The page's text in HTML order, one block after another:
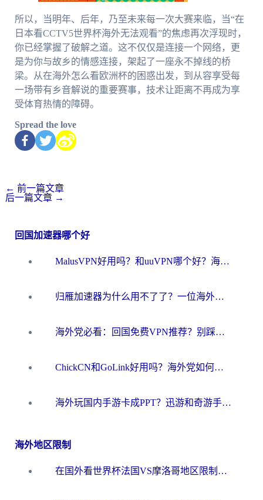
所以，当明年、后年，乃至未来每一次大赛来临，当“在
日本看CCTV5世界杯海外无法观看”的焦虑再次浮现时，
你已经掌握了破解之道。这不仅仅是连接一个网络，更
是为你与故乡的情感连接，架起了一座永不掉线的桥
梁。从在海外怎么看欧洲杯的困惑出发，到从容享受每
一场带有乡音解说的重要赛事，技术让距离不再成为享
受体育热情的障碍。
Spread the love
← 前一篇文章
后一篇文章 →
回国加速器哪个好
MalusVPN好用吗？和uuVPN哪个好？海外党无缝访问国内资源的真实对比与选择指南
归雁加速器为什么用不了了？一位海外游子的真实困惑与技术解答
海外党必看：回国免费VPN推荐？别踩坑！教你选对加速器无缝刷国内资源
ChickCN和GoLink好用吗？海外党如何选对回国加速器
海外玩国内手游卡成PPT？迅游和奇游手游哪个好？一篇讲透回国加速器怎么选
海外地区限制
在国外看世界杯法国VS摩洛哥地区限制？这篇指南让你流畅看中文解说无压力